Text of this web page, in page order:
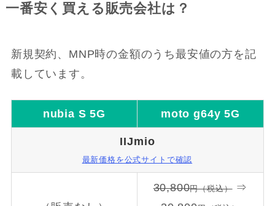
一番安く買える販売会社は？
新規契約、MNP時の金額のうち最安値の方を記
載しています。
nubia S 5G moto g64y 5G
IIJmio
最新価格を公式サイトで確認
30,800円（税込）⇒